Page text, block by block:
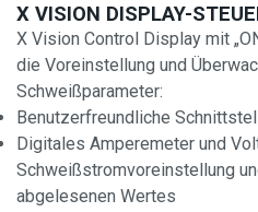
X VISION DISPLAY-
X Vision Control Display mit
die Voreinstellung und
Schweißparameter:
Benutzerfreundliche
Digitales Amperemeter und
Schweißstromvoreinstellung
abgelesenen Wertes